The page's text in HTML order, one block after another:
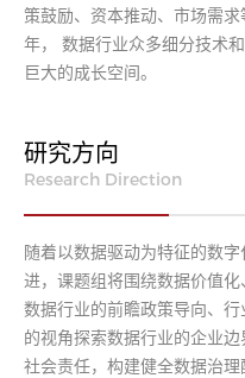
策鼓励、资本推动、市场需
年， 数据行业众多细分技术
巨大的成长空间。
研究方向
Research Direction
随着以数据驱动为特征的数
进，课题组将围绕数据价值
数据行业的前瞻政策导向、
的视角探索数据行业的企业
社会责任，构建健全数据治